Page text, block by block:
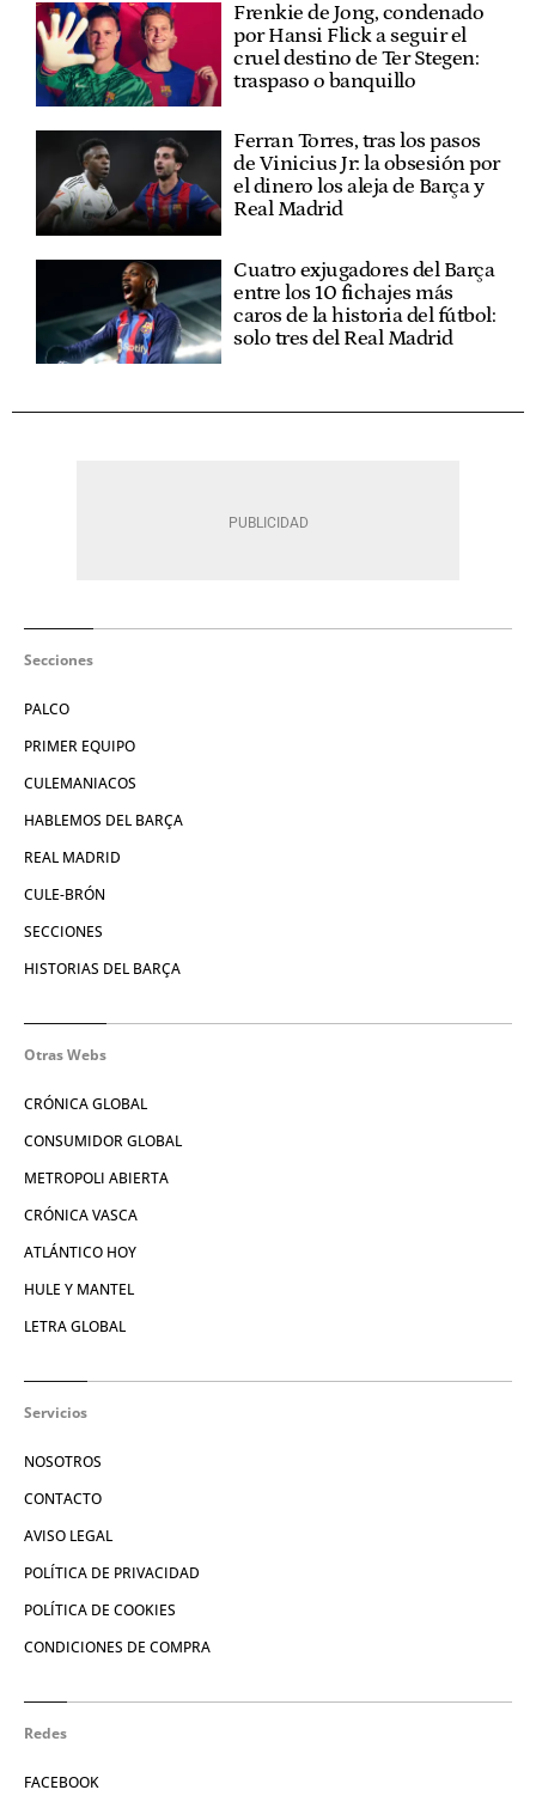
Frenkie de Jong, condenado
por Hansi Flick a seguir el
cruel destino de Ter Stegen:
traspaso o banquillo
Ferran Torres, tras los pasos
de Vinicius Jr: la obsesión por
el dinero los aleja de Barça y
Real Madrid
Cuatro exjugadores del Barça
entre los 10 fichajes más
caros de la historia del fútbol:
solo tres del Real Madrid
Secciones
PALCO
PRIMER EQUIPO
CULEMANIACOS
HABLEMOS DEL BARÇA
REAL MADRID
CULE-BRÓN
SECCIONES
HISTORIAS DEL BARÇA
Otras Webs
CRÓNICA GLOBAL
CONSUMIDOR GLOBAL
METROPOLI ABIERTA
CRÓNICA VASCA
ATLÁNTICO HOY
HULE Y MANTEL
LETRA GLOBAL
Servicios
NOSOTROS
CONTACTO
AVISO LEGAL
POLÍTICA DE PRIVACIDAD
POLÍTICA DE COOKIES
CONDICIONES DE COMPRA
Redes
FACEBOOK